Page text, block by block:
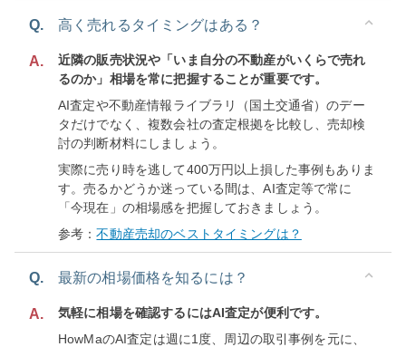
Q. 高く売れるタイミングはある？
A.
近隣の販売状況や「いま自分の不動産がいくらで売れ
るのか」相場を常に把握することが重要です。
AI査定や不動産情報ライブラリ（国土交通省）のデー
タだけでなく、複数会社の査定根拠を比較し、売却検
討の判断材料にしましょう。
実際に売り時を逃して400万円以上損した事例もありま
す。売るかどうか迷っている間は、AI査定等で常に
「今現在」の相場感を把握しておきましょう。
参考：不動産売却のベストタイミングは？
Q. 最新の相場価格を知るには？
A.
気軽に相場を確認するにはAI査定が便利です。
HowMaのAI査定は週に1度、周辺の取引事例を元に、